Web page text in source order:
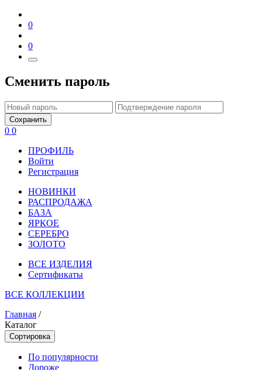
0
0
Сменить пароль
Сохранить
0 0
ПРОФИЛЬ
Войти
Регистрация
НОВИНКИ
РАСПРОДАЖА
БАЗА
ЯРКОЕ
СЕРЕБРО
ЗОЛОТО
ВСЕ ИЗДЕЛИЯ
Сертификаты
ВСЕ КОЛЛЕКЦИИ
Главная /
Каталог
Сортировка
По популярности
Дороже